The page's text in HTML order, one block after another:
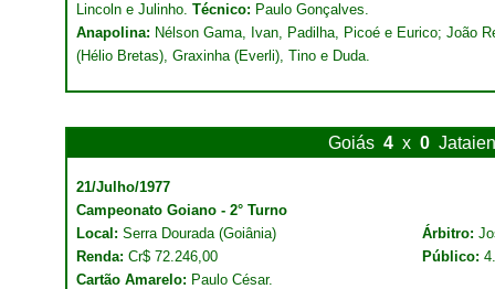
Lincoln e Julinho. Técnico: Paulo Gonçalves.
Anapolina: Nélson Gama, Ivan, Padilha, Picoé e Eurico; João
(Hélio Bretas), Graxinha (Everli), Tino e Duda.
Goiás 4 x 0
21/Julho/1977
Campeonato Goiano - 2° Turno
Local: Serra Dourada (Goiânia) Árbitro:
Renda: Cr$ 72.246,00 Público:
Cartão Amarelo: Paulo César.